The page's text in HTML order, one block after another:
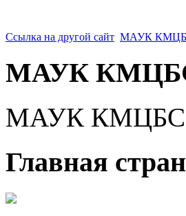
Ссылка на другой сайт МАУК
МАУК
МАУК КМЦБС
Главная